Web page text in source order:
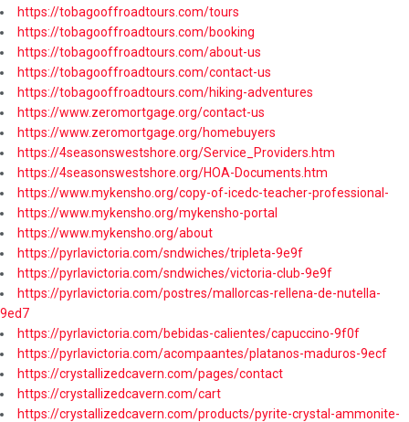
https://tobagooffroadtours.com/tours
https://tobagooffroadtours.com/booking
https://tobagooffroadtours.com/about-us
https://tobagooffroadtours.com/contact-us
https://tobagooffroadtours.com/hiking-adventures
https://www.zeromortgage.org/contact-us
https://www.zeromortgage.org/homebuyers
https://4seasonswestshore.org/Service_Providers.htm
https://4seasonswestshore.org/HOA-Documents.htm
https://www.mykensho.org/copy-of-icedc-teacher-professional-
https://www.mykensho.org/mykensho-portal
https://www.mykensho.org/about
https://pyrlavictoria.com/sndwiches/tripleta-9e9f
https://pyrlavictoria.com/sndwiches/victoria-club-9e9f
https://pyrlavictoria.com/postres/mallorcas-rellena-de-nutella-
9ed7
https://pyrlavictoria.com/bebidas-calientes/capuccino-9f0f
https://pyrlavictoria.com/acompaantes/platanos-maduros-9ecf
https://crystallizedcavern.com/pages/contact
https://crystallizedcavern.com/cart
https://crystallizedcavern.com/products/pyrite-crystal-ammonite-